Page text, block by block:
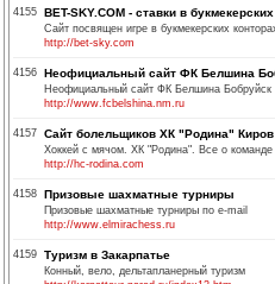
4155 BET-SKY.COM - ставки в
Сайт посвящен игре в букмекерских
http://bet-sky.com
4156 Неофициальный сайт ФК Белшина
Неофициальный сайт ФК Белшина Бобруйск
http://www.fcbelshina.nm.ru
4157 Сайт болельщиков ХК "Родина" Киров
Хоккей с мячом. ХК "Родина". Все о
http://hc-rodina.com
4158 Призовые шахматные турниры
Призовые шахматные турниры по e-mail
http://www.elmirachess.ru
4159 Туризм в Закарпатье
Конный, вело, дельтапланерный туризм